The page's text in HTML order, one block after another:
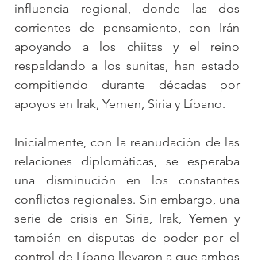
influencia regional, donde las dos
corrientes de pensamiento, con Irán
apoyando a los chiitas y el reino
respaldando a los sunitas, han estado
compitiendo durante décadas por
apoyos en Irak, Yemen, Siria y Líbano.
Inicialmente, con la reanudación de las
relaciones diplomáticas, se esperaba
una disminución en los constantes
conflictos regionales. Sin embargo, una
serie de crisis en Siria, Irak, Yemen y
también en disputas de poder por el
control de Líbano llevaron a que ambos